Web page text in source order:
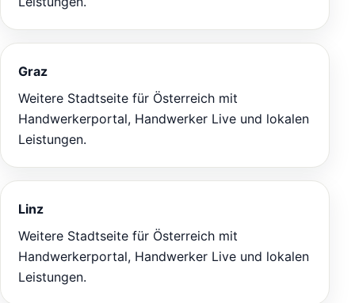
Graz
Weitere Stadtseite für Österreich mit
Handwerkerportal, Handwerker Live und lokalen
Leistungen.
Linz
Weitere Stadtseite für Österreich mit
Handwerkerportal, Handwerker Live und lokalen
Leistungen.